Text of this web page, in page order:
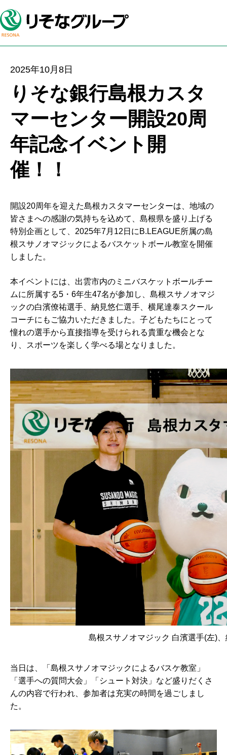
2025年10月8日
りそな銀行島根カスタ
マーセンター開設20周
年記念イベント開
催！！
開設20周年を迎えた島根カスタマーセンターは、地域の
皆さまへの感謝の気持ちを込めて、島根県を盛り上げる
特別企画として、2025年7月12日にB.LEAGUE所属の島
根スサノオマジックによるバスケットボール教室を開催
しました。
本イベントには、出雲市内のミニバスケットボールチー
ムに所属する5・6年生47名が参加し、島根スサノオマジ
ックの白濱僚祐選手、納見悠仁選手、横尾達泰スクール
コーチにもご協力いただきました。子どもたちにとって
憧れの選手から直接指導を受けられる貴重な機会とな
り、スポーツを楽しく学べる場となりました。
島根スサノオマジック 白濱選手(左)、
当日は、「島根スサノオマジックによるバスケ教室」
「選手への質問大会」「シュート対決」など盛りだくさ
んの内容で行われ、参加者は充実の時間を過ごしまし
た。